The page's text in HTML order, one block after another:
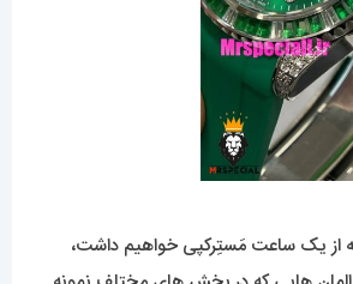
که از یک ساعت مَستِرکپی خواهیم داشت،